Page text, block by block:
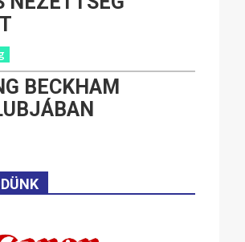
BECKHAM